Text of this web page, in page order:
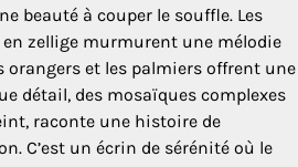
beauté à couper le souffle. Les
en zellige murmurent une mélodie
orangers et les palmiers offrent une
détail, des mosaïques complexes
raconte une histoire de
C’est un écrin de sérénité où le